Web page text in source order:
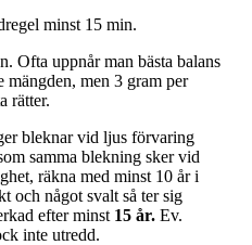
minst 15 min.
Ofta uppnår man bästa balans
mängden, men 3 gram per
rätter.
bleknar vid ljus förvaring
samma blekning sker vid
räkna med minst 10 år i
och något svalt så ter sig
efter minst 15 år. Ev.
inte utredd.